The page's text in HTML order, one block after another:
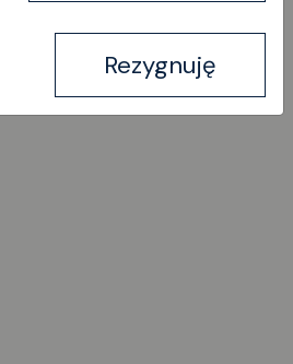
Rezygnuję